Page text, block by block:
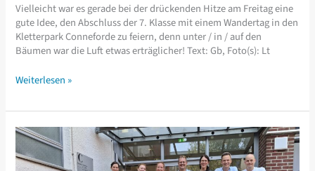
Vielleicht war es gerade bei der drückenden Hitze am Freitag eine
gute Idee, den Abschluss der 7. Klasse mit einem Wandertag in den
Kletterpark Conneforde zu feiern, denn unter / in / auf den
Bäumen war die Luft etwas erträglicher! Text: Gb, Foto(s): Lt
7a
Kletterwald
Weiterlesen »